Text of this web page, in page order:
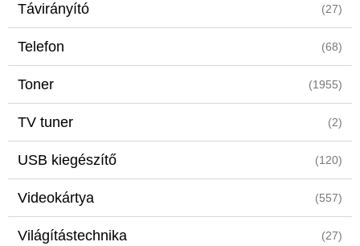
Távirányító (27)
Telefon (68)
Toner (1955)
TV tuner (2)
USB kiegészítő (120)
Videokártya (557)
Világítástechnika (27)